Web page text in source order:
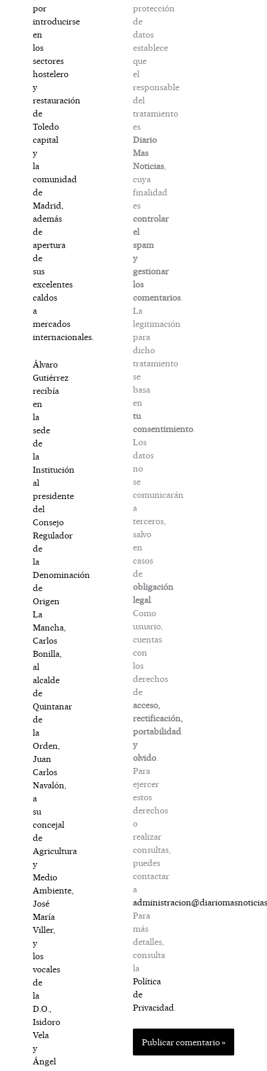
por
introducirse
en
los
sectores
hostelero
y
restauración
de
Toledo
capital
y
la
comunidad
de
Madrid,
además
de
apertura
de
sus
excelentes
caldos
a
mercados
internacionales.
Álvaro
Gutiérrez
recibía
en
la
sede
de
la
Institución
al
presidente
del
Consejo
Regulador
de
la
Denominación
de
Origen
La
Mancha,
Carlos
Bonilla,
al
alcalde
de
Quintanar
de
la
Orden,
Juan
Carlos
Navalón,
a
su
concejal
de
Agricultura
y
Medio
Ambiente,
José
María
Viller,
y
los
vocales
de
la
D.O.,
Isidoro
Vela
y
Ángel
protección
de
datos
establece
que
el
responsable
del
tratamiento
es
Diario
Mas
Noticias
cuya
finalidad
es
controlar
el
spam
y
gestionar
los
comentarios
La
legitimación
para
dicho
tratamiento
se
basa
en
tu
consentimiento
Los
datos
no
se
comunicarán
a
terceros,
salvo
en
casos
de
obligación
legal
Como
usuario,
cuentas
con
los
derechos
de
acceso,
rectificación,
portabilidad
y
olvido
Para
ejercer
estos
derechos
o
realizar
consultas,
puedes
contactar
a
Para
más
detalles,
consulta
la
Política
de
Privacidad